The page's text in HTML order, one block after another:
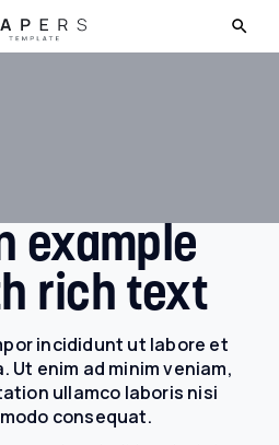
Policy
example
rich text
incididunt ut labore et
Ut enim ad minim veniam,
ullamco laboris nisi
consequat.